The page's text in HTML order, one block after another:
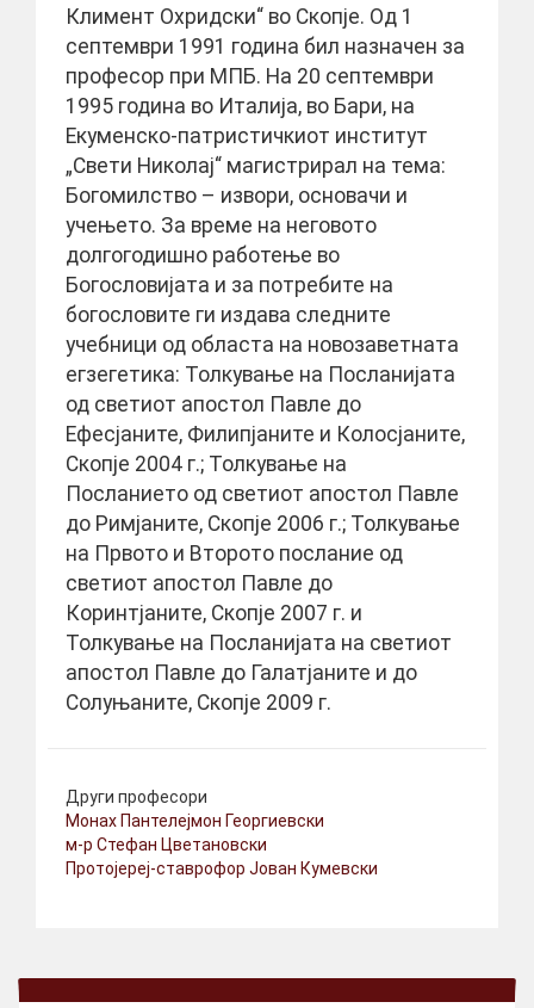
Климент Охридски“ во Скопје. Од 1
септември 1991 година бил назначен за
професор при МПБ. На 20 септември
1995 година во Италија, во Бари, на
Екуменско-патристичкиот институт
„Свети Николај“ магистрирал на тема:
Богомилство – извори, основачи и
учењето. За време на неговото
долгогодишно работење во
Богословијата и за потребите на
богословите ги издава следните
учебници од областа на новозаветната
егзегетика: Толкување на Посланијата
од светиот апостол Павле до
Ефесјаните, Филипјаните и Колосјаните,
Скопје 2004 г.; Толкување на
Посланието од светиот апостол Павле
до Римјаните, Скопје 2006 г.; Толкување
на Првото и Второто послание од
светиот апостол Павле до
Коринтјаните, Скопје 2007 г. и
Толкување на Посланијата на светиот
апостол Павле до Галатјаните и до
Солуњаните, Скопје 2009 г.
Други професори
Монах Пантелејмон Георгиевски
м-р Стефан Цветановски
Протојереј-ставрофор Јован Кумевски